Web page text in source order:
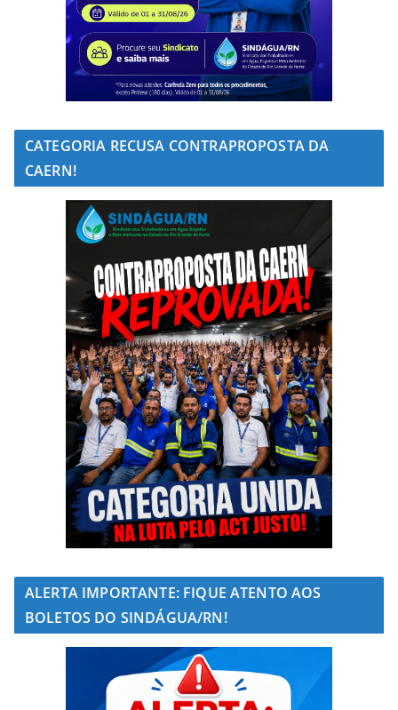
CATEGORIA RECUSA CONTRAPROPOSTA DA
CAERN!
ALERTA IMPORTANTE: FIQUE ATENTO AOS
BOLETOS DO SINDÁGUA/RN!